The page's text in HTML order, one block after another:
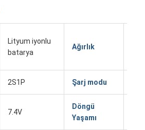
Lityum iyonlu
batarya
Ağırlık
2S1P Şarj modu
7.4V
Döngü
Yaşamı